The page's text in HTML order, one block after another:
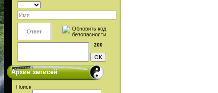
200
Архив записей
Поиск